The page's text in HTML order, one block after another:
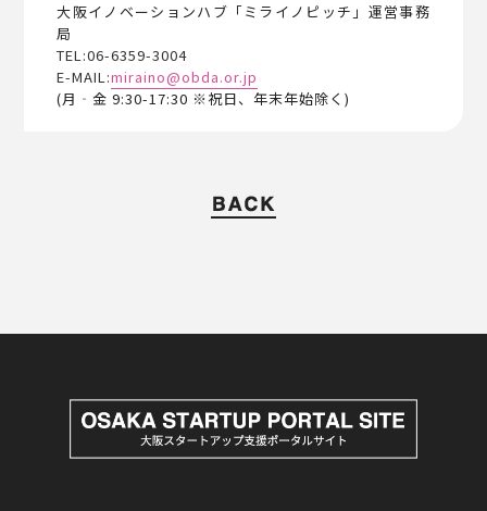
大阪イノベーションハブ「ミライノピッチ」運営事務
局
TEL:06-6359-3004
E-MAIL:miraino@obda.or.jp
(月‐金 9:30-17:30 ※祝日、年末年始除く)